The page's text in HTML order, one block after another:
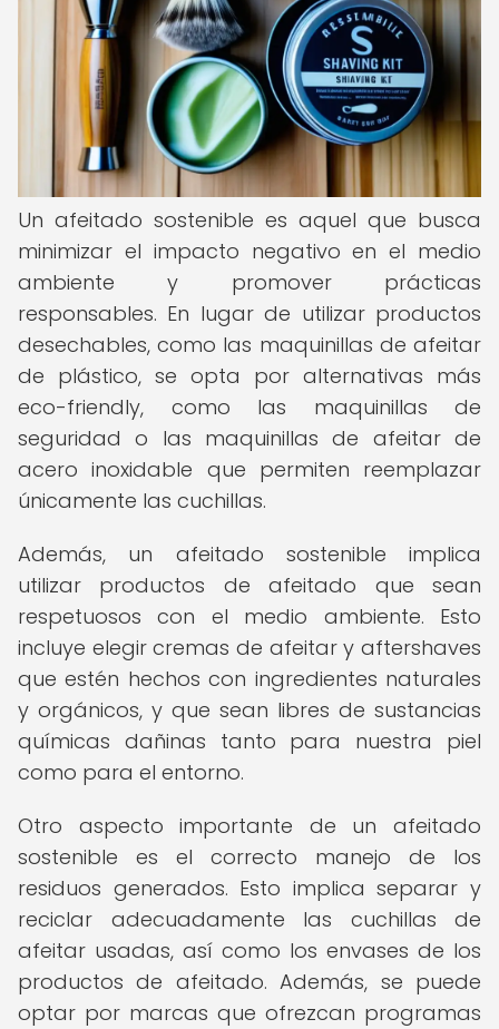
Un afeitado sostenible es aquel que busca
minimizar el impacto negativo en el medio
ambiente y promover prácticas
responsables. En lugar de utilizar productos
desechables, como las maquinillas de afeitar
de plástico, se opta por alternativas más
eco-friendly, como las maquinillas de
seguridad o las maquinillas de afeitar de
acero inoxidable que permiten reemplazar
únicamente las cuchillas.
Además, un afeitado sostenible implica
utilizar productos de afeitado que sean
respetuosos con el medio ambiente. Esto
incluye elegir cremas de afeitar y aftershaves
que estén hechos con ingredientes naturales
y orgánicos, y que sean libres de sustancias
químicas dañinas tanto para nuestra piel
como para el entorno.
Otro aspecto importante de un afeitado
sostenible es el correcto manejo de los
residuos generados. Esto implica separar y
reciclar adecuadamente las cuchillas de
afeitar usadas, así como los envases de los
productos de afeitado. Además, se puede
optar por marcas que ofrezcan programas